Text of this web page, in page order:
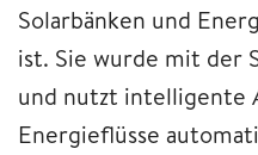
Solarbänken und
ist. Sie wurde mit der
und nutzt intelligente
Energieflüsse